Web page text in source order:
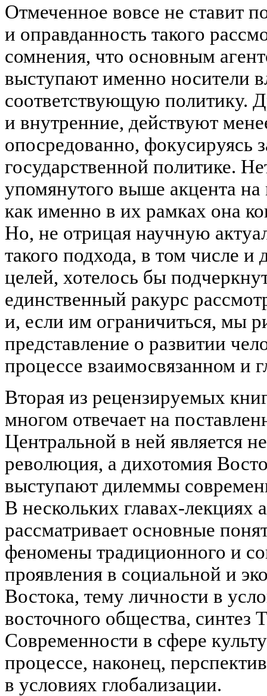
Отмеченное вовсе не ставит
и оправданность такого
сомнения, что основным
выступают именно носители
соответствующую политику.
и внутренние, действуют
опосредованно, фокусируясь
государственной политике.
упомянутого выше акцента
как именно в их рамках она
Но, не отрицая научную
такого подхода, в том числе и
целей, хотелось бы
единственный ракурс
и, если им ограничиться, мы
представление о развитии
процессе взаимосвязанном и
Вторая из рецензируемых
многом отвечает на
Центральной в ней является
революция, а дихотомия
выступают дилеммы
В нескольких главах-лекциях
рассматривает основные
феномены традиционного и
проявления в социальной и
Востока, тему личности в
восточного общества, синтез
Современности в сфере
процессе, наконец,
в условиях глобализации.